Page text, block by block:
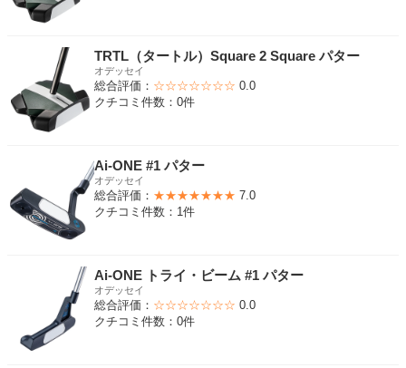
TRTL（タートル）Square 2 Square パター
オデッセイ
総合評価： ☆☆☆☆☆☆☆ 0.0
クチコミ件数：0件
Ai-ONE #1 パター
オデッセイ
総合評価： ★★★★★★★ 7.0
クチコミ件数：1件
Ai-ONE トライ・ビーム #1 パター
オデッセイ
総合評価： ☆☆☆☆☆☆☆ 0.0
クチコミ件数：0件